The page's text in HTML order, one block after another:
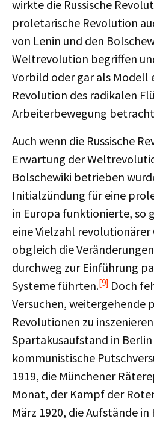
wirkte die Russische
proletarische Revolution
von Lenin und den
Weltrevolution begriffen
Vorbild oder gar als Modell
Revolution des radikalen
Arbeiterbewegung
Auch wenn die Russische
Erwartung der
Bolschewiki betrieben
Initialzündung für eine
in Europa funktionierte, so
eine Vielzahl revolutionärer
obgleich die
durchweg zur Einführung
Systeme führten.[9] Doch
Versuchen, weitergehende
Revolutionen zu
Spartakusaufstand in
kommunistische
1919, die Münchener
Monat, der Kampf der
März 1920, die Aufstände